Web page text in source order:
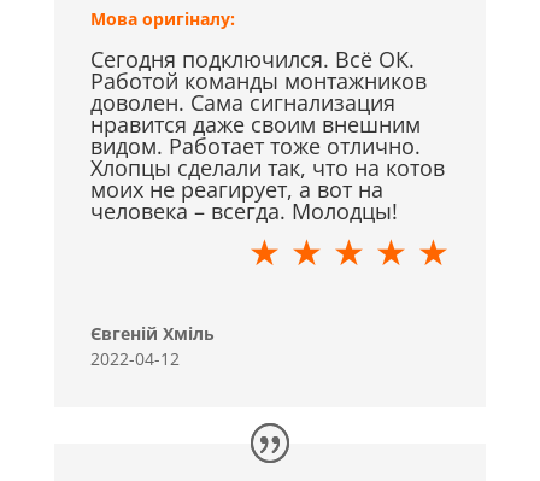
Мова оригіналу:
Сегодня подключился. Всё ОК.
Работой команды монтажников
доволен. Сама сигнализация
нравится даже своим внешним
видом. Работает тоже отлично.
Хлопцы сделали так, что на котов
моих не реагирует, а вот на
человека – всегда. Молодцы!
★ ★ ★ ★ ★
Євгеній Хміль
2022-04-12